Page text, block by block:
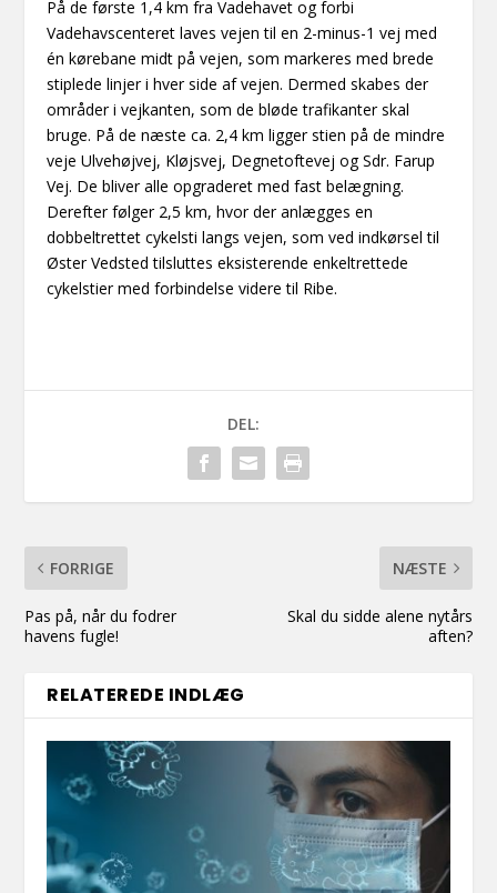
På de første 1,4 km fra Vadehavet og forbi
Vadehavscenteret laves vejen til en 2-minus-1 vej med
én kørebane midt på vejen, som markeres med brede
stiplede linjer i hver side af vejen. Dermed skabes der
områder i vejkanten, som de bløde trafikanter skal
bruge. På de næste ca. 2,4 km ligger stien på de mindre
veje Ulvehøjvej, Kløjsvej, Degnetoftevej og Sdr. Farup
Vej. De bliver alle opgraderet med fast belægning.
Derefter følger 2,5 km, hvor der anlægges en
dobbeltrettet cykelsti langs vejen, som ved indkørsel til
Øster Vedsted tilsluttes eksisterende enkeltrettede
cykelstier med forbindelse videre til Ribe.
DEL:
FORRIGE
Pas på, når du fodrer
havens fugle!
NÆSTE
Skal du sidde alene nytårs
aften?
RELATEREDE INDLÆG